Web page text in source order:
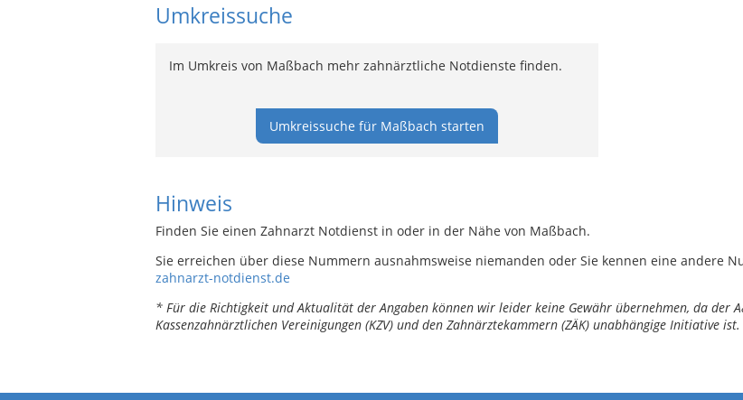
Umkreissuche
Im Umkreis von Maßbach mehr zahnärztliche Notdienste finden.
Umkreissuche für Maßbach starten
Hinweis
Finden Sie einen Zahnarzt Notdienst in oder in der Nähe von Maßbach.
Sie erreichen über diese Nummern ausnahmsweise niemanden oder Sie kennen eine andere
zahnarzt-notdienst.de
* Für die Richtigkeit und Aktualität der Angaben können wir leider keine Gewähr übernehmen, da der
Kassenzahnärztlichen Vereinigungen (KZV) und den Zahnärztekammern (ZÄK) unabhängige Initiative ist.